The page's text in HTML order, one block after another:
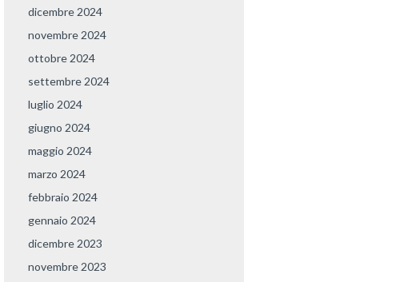
dicembre 2024
novembre 2024
ottobre 2024
settembre 2024
luglio 2024
giugno 2024
maggio 2024
marzo 2024
febbraio 2024
gennaio 2024
dicembre 2023
novembre 2023